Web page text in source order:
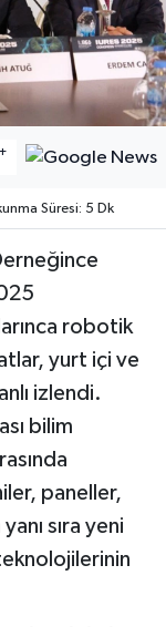
+
Süresi: 5 Dk
robotik
yurt içi ve
izlendi.
bilim
paneller,
sıra yeni